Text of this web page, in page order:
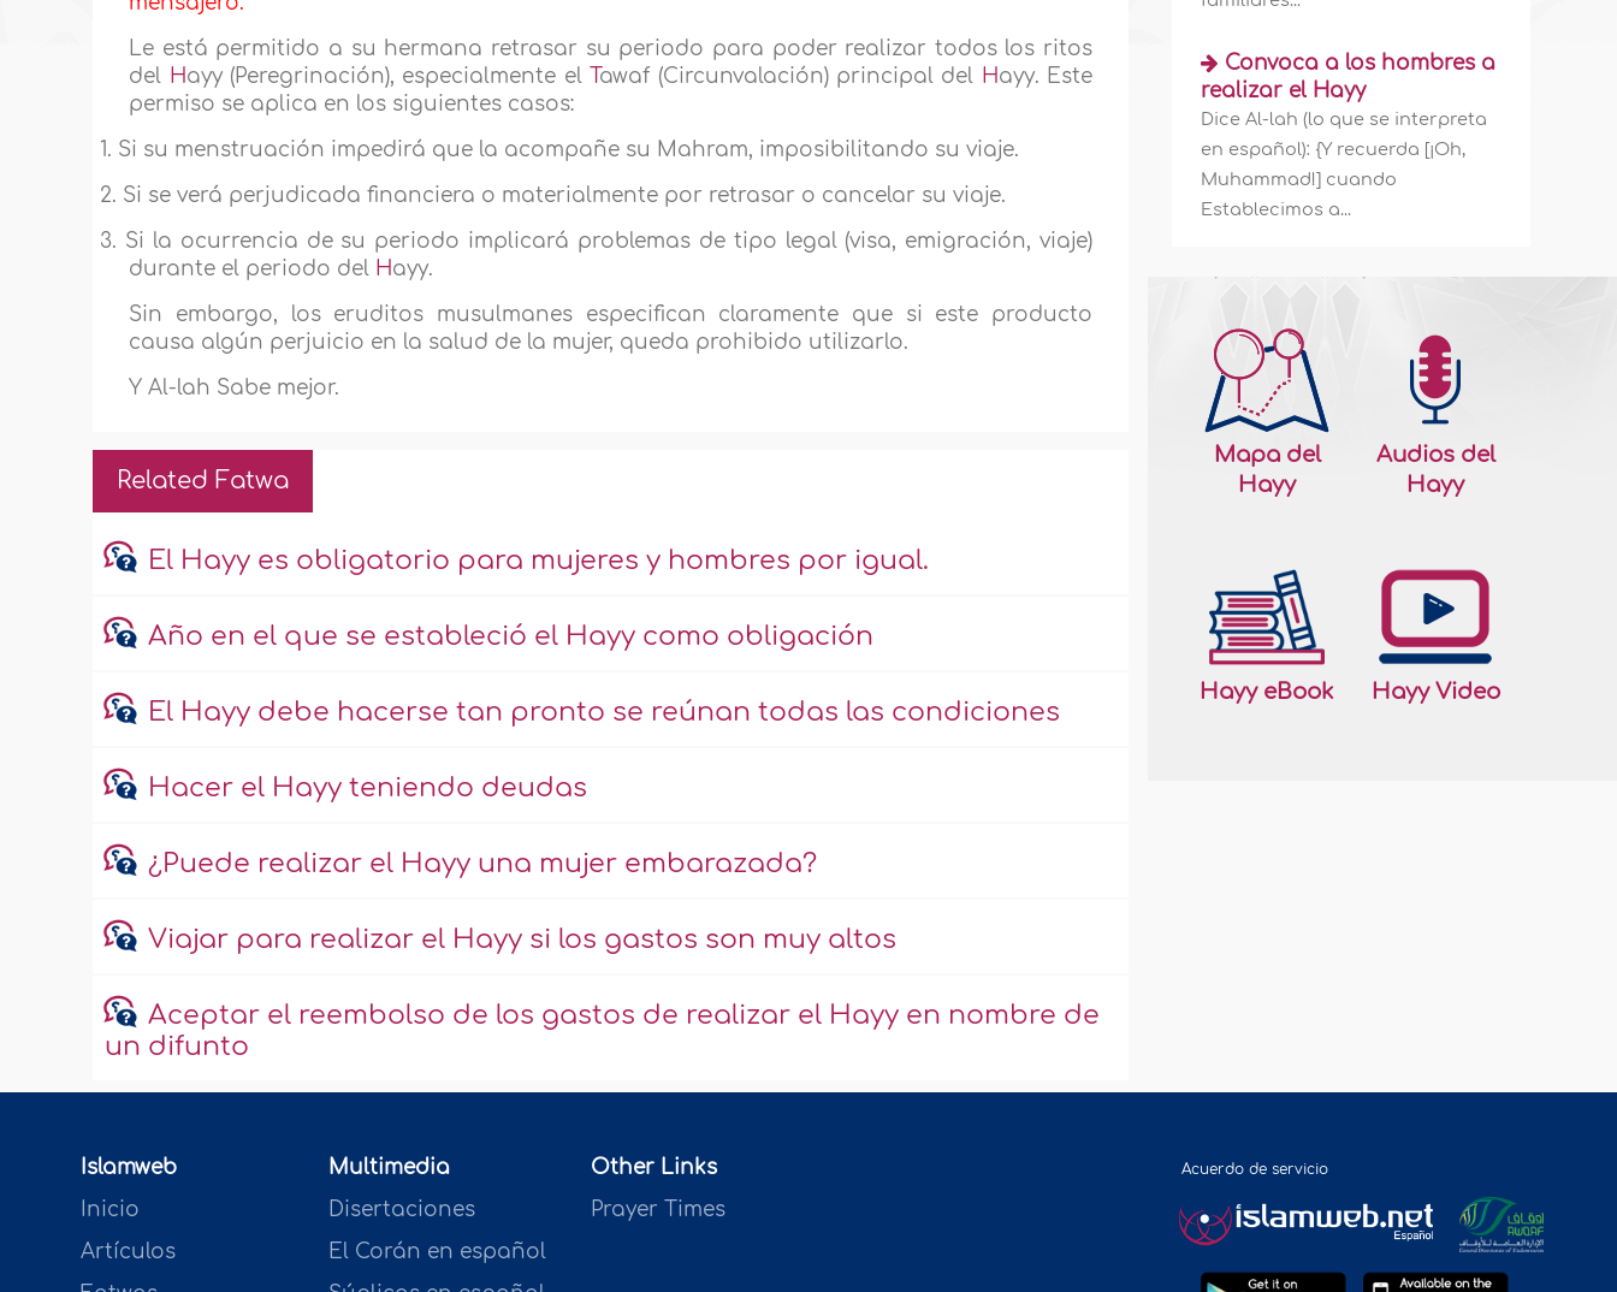
Le está permitido a su hermana retrasar su periodo para poder realizar todos los ritos
del Hayy (Peregrinación), especialmente el Tawaf (Circunvalación) principal del Hayy. Este
permiso se aplica en los siguientes casos:
1. Si su menstruación impedirá que la acompañe su Mahram, imposibilitando su viaje.
2. Si se verá perjudicada financiera o materialmente por retrasar o cancelar su viaje.
3. Si la ocurrencia de su periodo implicará problemas de tipo legal (visa, emigración, viaje)
durante el periodo del Hayy.
Sin embargo, los eruditos musulmanes especifican claramente que si este producto
causa algún perjuicio en la salud de la mujer, queda prohibido utilizarlo.
Y Al-lah Sabe mejor.
Related Fatwa
El Hayy es obligatorio para mujeres y hombres por igual.
Año en el que se estableció el Hayy como obligación
El Hayy debe hacerse tan pronto se reúnan todas las condiciones
Hacer el Hayy teniendo deudas
¿Puede realizar el Hayy una mujer embarazada?
Viajar para realizar el Hayy si los gastos son muy altos
Aceptar el reembolso de los gastos de realizar el Hayy en nombre de
un difunto
Convoca a los hombres a
realizar el Hayy
Dice Al-lah (lo que se interpreta
en español): {Y recuerda [¡Oh,
Muhammad!] cuando
Establecimos a...
Mapa del
Hayy
Audios del
Hayy
Hayy eBook Hayy Video
Islamweb
Inicio
Artículos
Multimedia
Disertaciones
El Corán en español
Other Links
Prayer Times
Acuerdo de servicio